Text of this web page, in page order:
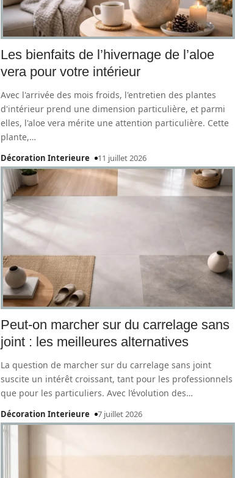
Les bienfaits de l’hivernage de l’aloe
vera pour votre intérieur
Avec l'arrivée des mois froids, l'entretien des plantes
d'intérieur prend une dimension particulière, et parmi
elles, l'aloe vera mérite une attention particulière. Cette
plante,…
Décoration Interieure 11 juillet 2026
Peut-on marcher sur du carrelage sans
joint : les meilleures alternatives
La question de marcher sur du carrelage sans joint
suscite un intérêt croissant, tant pour les professionnels
que pour les particuliers. Avec l’évolution des…
Décoration Interieure 7 juillet 2026